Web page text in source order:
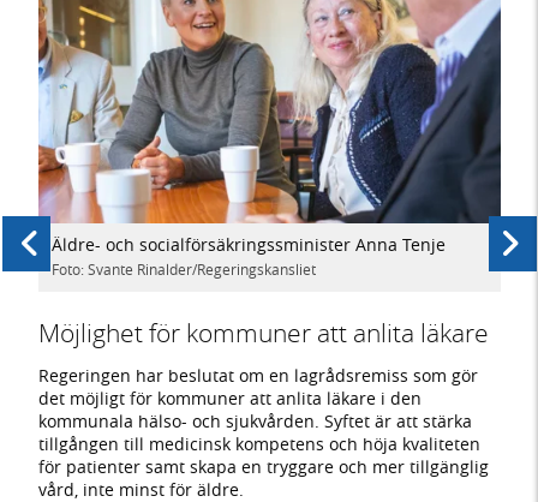
Äldre- och socialförsäkringssminister Anna Tenje
Foto: Svante Rinalder/Regeringskansliet
Möjlighet för kommuner att anlita läkare
Regeringen har beslutat om en lagrådsremiss som gör
det möjligt för kommuner att anlita läkare i den
kommunala hälso- och sjukvården. Syftet är att stärka
tillgången till medicinsk kompetens och höja kvaliteten
för patienter samt skapa en tryggare och mer tillgänglig
vård, inte minst för äldre.
Föregående